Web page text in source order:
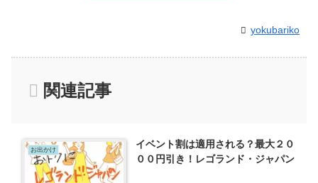
yokubariko
関連記事
お出かけ
イベント割は適用される？最大２０
００円引き！レゴランド・ジャパン